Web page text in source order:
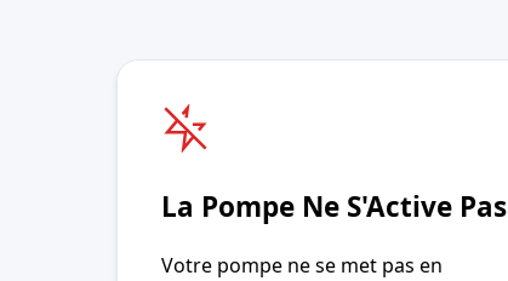
La Pompe Ne S'Active Pas
Votre pompe ne se met pas en